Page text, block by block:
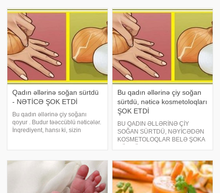
və üzündə qızartılar əmələ
gəlməyə başlayıb. Ağrılara dözə
bilməyə
Alimlər bu fikrə 1,2 milyon qadın
üzərində apardıqları
araşdırmanın nəticələrini anali
Qadın əllərinə soğan sürtdü
- NƏTİCƏ ŞOK ETDİ
Bu qadın əllərinə çiy soğanı
qoyur . Budur təəccüblü nəticələr.
İnqrediyent, hansı ki, sizin
istifadə etməyi düşünməmisiniz.
Soğan flavonoi
Bu qadın əllərinə çiy soğan
sürtdü, nəticə kosmetoloqları
ŞOK ETDİ
BU QADIN ƏLLƏRİNƏ ÇİY
SOĞAN SÜRTDÜ, NƏYİCƏDƏN
KOSMETOLOQLAR BELƏ ŞOKA
nəticələr. İnqrediyent, hansı ki,
sizin mətbəxinizdə var, amma siz,
ondan soyuqdəyməyə, ağrıy